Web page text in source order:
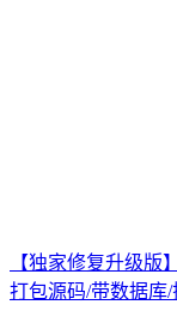
【独家修复升级版
打包源码/带数据库